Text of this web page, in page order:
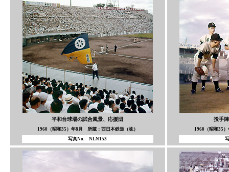
平和台球場の試合風景、応援団
1960（昭和35）年8月 所蔵：西日本鉄道（株）
写真No. NLN153
投手
1960（昭和35